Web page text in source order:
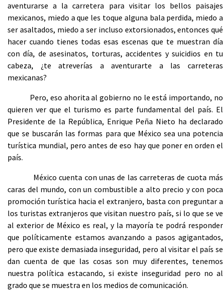
aventurarse a la carretera para visitar los bellos paisajes
mexicanos, miedo a que les toque alguna bala perdida, miedo a
ser asaltados, miedo a ser incluso extorsionados, entonces qué
hacer cuando tienes todas esas escenas que te muestran día
con día, de asesinatos, torturas, accidentes y suicidios en tu
cabeza, ¿te atreverías a aventurarte a las carreteras
mexicanas?
Pero, eso ahorita al gobierno no le está importando, no
quieren ver que el turismo es parte fundamental del país. El
Presidente de la República, Enrique Peña Nieto ha declarado
que se buscarán las formas para que México sea una potencia
turística mundial, pero antes de eso hay que poner en orden el
país.
México cuenta con unas de las carreteras de cuota más
caras del mundo, con un combustible a alto precio y con poca
promoción turística hacia el extranjero, basta con preguntar a
los turistas extranjeros que visitan nuestro país, si lo que se ve
al exterior de México es real, y la mayoría te podrá responder
que políticamente estamos avanzando a pasos agigantados,
pero que existe demasiada inseguridad, pero al visitar el país se
dan cuenta de que las cosas son muy diferentes, tenemos
nuestra política estacando, si existe inseguridad pero no al
grado que se muestra en los medios de comunicación.